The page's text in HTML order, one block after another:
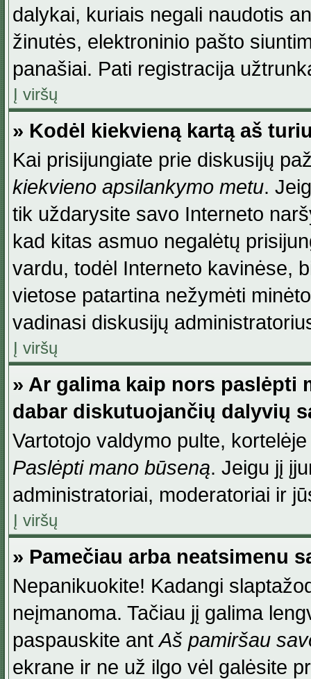
dalykai, kuriais negali naudotis
žinutės, elektroninio pašto
panašiai. Pati registracija
Į viršų
» Kodėl kiekvieną kartą aš
Kai prisijungiate prie diskusijų
kiekvieno apsilankymo metu.
tik uždarysite savo Interneto
kad kitas asmuo negalėtų
vardu, todėl Interneto kavinėse,
vietose patartina nežymėti
vadinasi diskusijų
Į viršų
» Ar galima kaip nors paslėpti
dabar diskutuojančių dalyvių
Vartotojo valdymo pulte,
Paslėpti mano būseną. Jeigu jį
administratoriai, moderatoriai ir
Į viršų
» Pamečiau arba neatsimenu
Nepanikuokite! Kadangi
neįmanoma. Tačiau jį galima
paspauskite antAš pamiršau
ekrane ir ne už ilgo vėl galėsite